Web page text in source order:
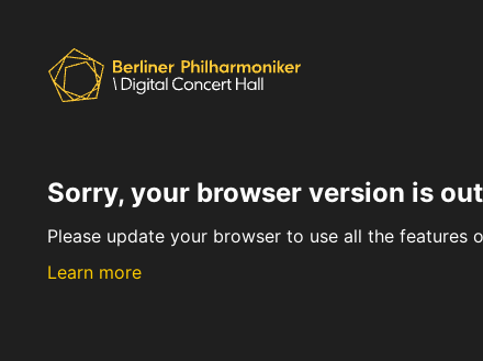
Sorry, your browser version is
Please update your browser to use all the features
Learn more